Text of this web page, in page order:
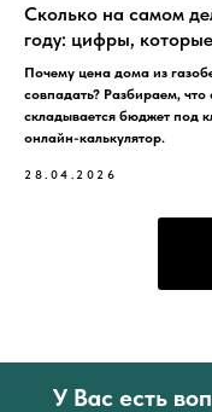
Сколько на самом
году: цифры,
Почему цена дома из
совпадать? Разбираем,
складывается бюджет под
онлайн-калькулятор.
28.04.2026
У Вас есть